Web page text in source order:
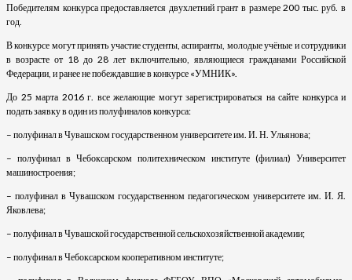
Победителям конкурса предоставляется двухлетний грант в размере 200 тыс. руб. в
год.
В конкурсе могут принять участие студенты, аспиранты, молодые учёные и сотрудники
в возрасте от 18 до 28 лет включительно, являющиеся гражданами Российской
Федерации, и ранее не побеждавшие в конкурсе «УМНИК».
До 25 марта 2016 г. все желающие могут зарегистрироваться на сайте конкурса и
подать заявку в один из полуфиналов конкурса:
– полуфинал в Чувашском государственном университете им. И. Н. Ульянова;
– полуфинал в Чебоксарском политехническом институте (филиал) Университет
машиностроения;
– полуфинал в Чувашском государственном педагогическом университете им. И. Я.
Яковлева;
– полуфинал в Чувашской государственной сельскохозяйственной академии;
– полуфинал в Чебоксарском кооперативном институте;